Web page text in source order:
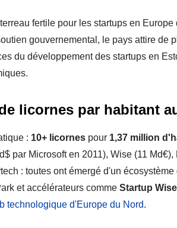
fertile pour les startups en
gouvernemental, le pays attire de
du développement des startups en
licornes par habitant
: 10+ licornes pour 1,37 million
par Microsoft en 2011), Wise (11
: toutes ont émergé d'un
et accélérateurs comme Startup
technologique d'Europe du Nord.